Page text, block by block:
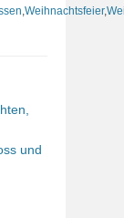
Weihnachtsfeier,
und